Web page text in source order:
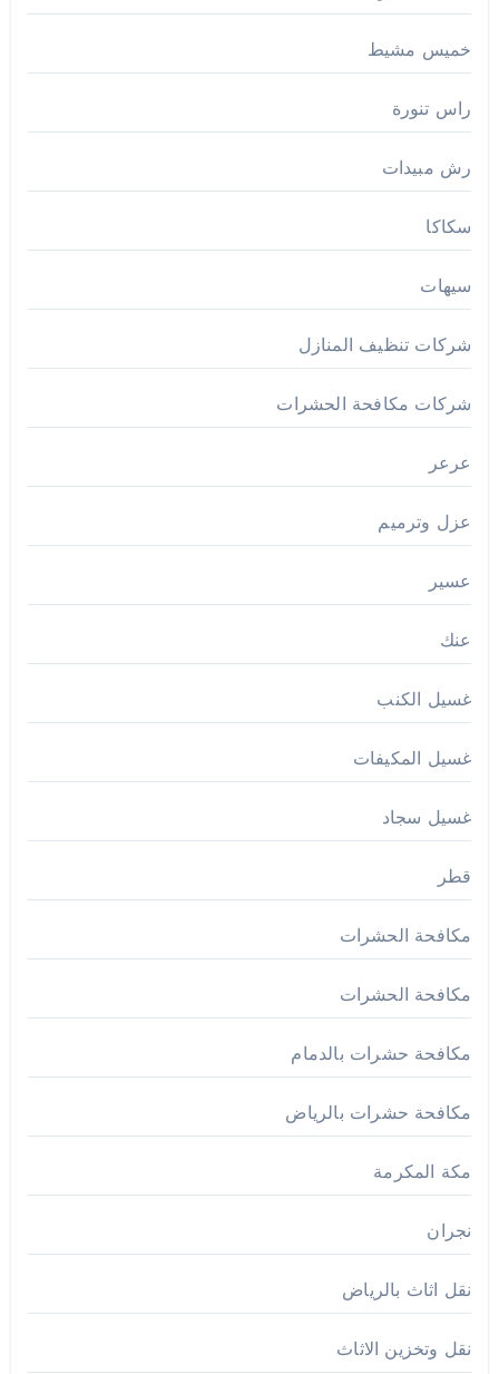
خميس مشيط
راس تنورة
رش مبيدات
سكاكا
سيهات
شركات تنظيف المنازل
شركات مكافحة الحشرات
عرعر
عزل وترميم
عسير
عنك
غسيل الكنب
غسيل المكيفات
غسيل سجاد
قطر
مكافحة الحشرات
مكافحة الحشرات
مكافحة حشرات بالدمام
مكافحة حشرات بالرياض
مكة المكرمة
نجران
نقل اثاث بالرياض
نقل وتخزين الاثاث